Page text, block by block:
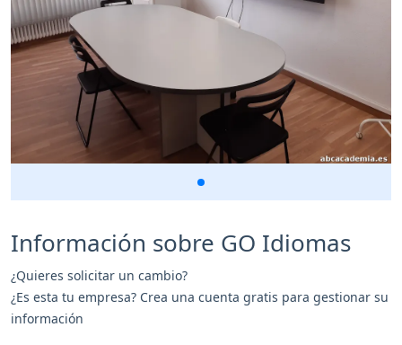
Información sobre GO Idiomas
¿Quieres solicitar un cambio?
¿Es esta tu empresa? Crea una cuenta gratis para gestionar su
información